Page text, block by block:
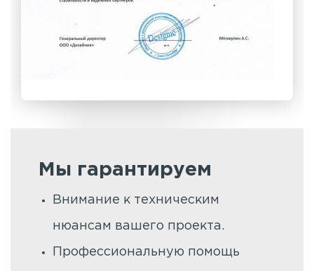
Мы гарантируем
Внимание к техническим
нюансам вашего проекта.
Профессиональную помощь